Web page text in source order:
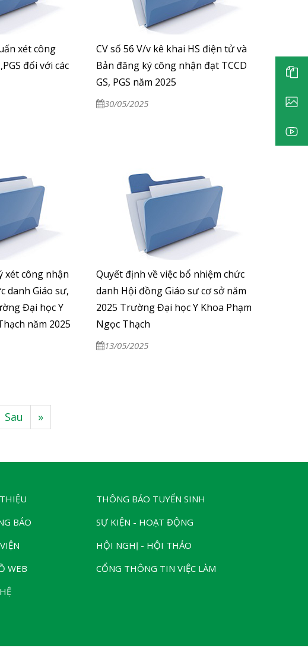
xét công
đối với các
CV số 56 V/v kê khai HS điện tử và
Bản đăng ký công nhận đạt TCCD
GS, PGS năm 2025
30/05/2025
xét công nhận
danh Giáo sư,
Đại học Y
năm 2025
Quyết định về việc bổ nhiệm chức
danh Hội đồng Giáo sư cơ sở năm
2025 Trường Đại học Y Khoa Phạm
Ngọc Thạch
13/05/2025
Sau »
BÁO
WEB
THÔNG BÁO TUYỂN SINH
SỰ KIỆN - HOẠT ĐỘNG
HỘI NGHỊ - HỘI THẢO
CỔNG THÔNG TIN VIỆC LÀM